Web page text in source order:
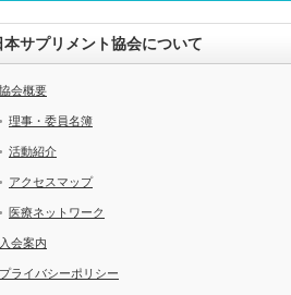
本サプリメント協会について
協会概要
理事・委員名簿
活動紹介
アクセスマップ
医療ネットワーク
入会案内
プライバシーポリシー